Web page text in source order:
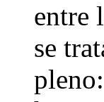
entre
se